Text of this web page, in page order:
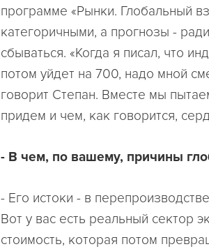
программе «Рынки. Глобальный
категоричными, а прогнозы -
сбываться. «Когда я писал, что
потом уйдет на 700, надо мной
говорит Степан. Вместе мы
придем и чем, как говорится,
- В чем, по вашему, причины
- Его истоки - в
Вот у вас есть реальный сектор
стоимость, которая потом